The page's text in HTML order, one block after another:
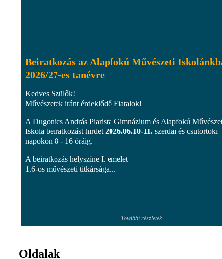
Beiratkozás az Alapfokú Művészeti
2026/27-es tanévre
Kedves Szülők!
Művészetek iránt érdeklődő Fiatalok!
A Dugonics András Piarista Gimnázium és Alapfokú
Iskola beiratkozást hirdet 2026.06.10-11. szerdai és csütörtöki
napokon 8 - 16 óráig.
A beiratkozás helyszíne I. emelet
1.6-os művészeti titkársága...
További részletek
Oldalak